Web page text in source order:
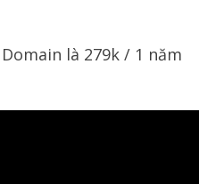
là 279k / 1 năm